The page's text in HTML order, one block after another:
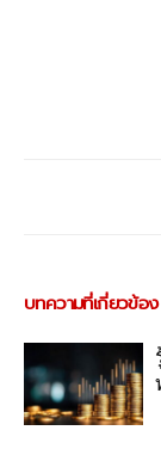
บทความที่เกี่ยวข้อง